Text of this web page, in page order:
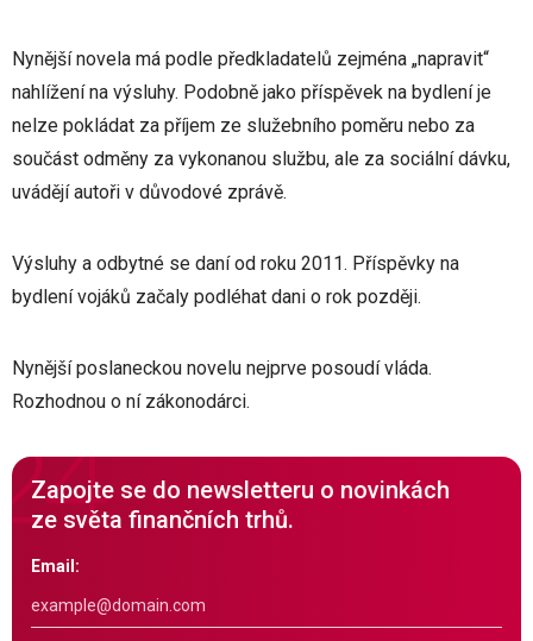
Nynější novela má podle předkladatelů zejména „napravit“
nahlížení na výsluhy. Podobně jako příspěvek na bydlení je
nelze pokládat za příjem ze služebního poměru nebo za
součást odměny za vykonanou službu, ale za sociální dávku,
uvádějí autoři v důvodové zprávě.
Výsluhy a odbytné se daní od roku 2011. Příspěvky na
bydlení vojáků začaly podléhat dani o rok později.
Nynější poslaneckou novelu nejprve posoudí vláda.
Rozhodnou o ní zákonodárci.
Zapojte se do newsletteru o novinkách
ze světa finančních trhů.
Email: